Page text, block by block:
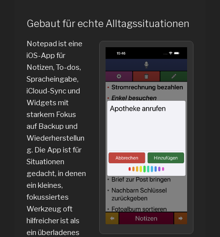
Gebaut für echte Alltagssituationen
Notepad ist eine
iOS-App für
Notizen, To-dos,
Spracheingabe,
iCloud-Sync und
Widgets mit
starkem Fokus
auf Backup und
Wiederherstellun
g. Die App ist für
Situationen
gedacht, in denen
ein kleines,
fokussiertes
Werkzeug oft
hilfreicher ist als
ein überladenes